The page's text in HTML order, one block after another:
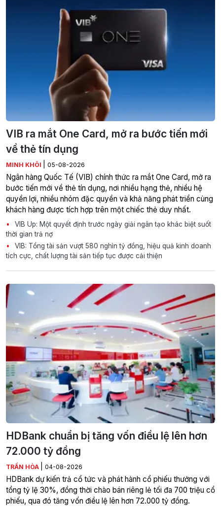
VIB ra mắt One Card, mở ra bước tiến mới
về thẻ tín dụng
MINH KHÔI 05-08-2026
Ngân hàng Quốc Tế (VIB) chính thức ra mắt One Card, mở ra
bước tiến mới về thẻ tín dụng, nơi nhiều hạng thẻ, nhiều hệ
quyền lợi, nhiều nhóm đặc quyền và khả năng phát triển cùng
khách hàng được tích hợp trên một chiếc thẻ duy nhất.
VIB Up: Một quyết định trước ngày giải ngân tạo khác biệt suốt
thời gian trả nợ
VIB: Tổng tài sản vượt 580 nghìn tỷ đồng, hiệu quả kinh doanh
tích cực, chất lượng tài sản tiếp tục được cải thiện
HDBank chuẩn bị tăng vốn điều lệ lên hơn
72.000 tỷ đồng
TRẦN HÒA 04-08-2026
HDBank dự kiến trả cổ tức và phát hành cổ phiếu thưởng với
tổng tỷ lệ 30%, đồng thời chào bán riêng lẻ tối đa 700 triệu cổ
phiếu, qua đó tăng vốn điều lệ lên hơn 72.000 tỷ đồng.